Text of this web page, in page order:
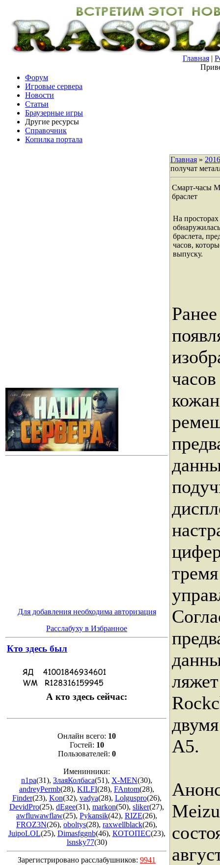
Главная |
Форум
Игровые сервера
Новости
Статьи
Браузерные игры
Другие ресурсы
Справочник
Копилка портала
Для добавления необходима авторизация
Расслабуху в Избранное
Кто здесь был
А кто здесь сейчас:
Онлайн всего: 10
Гостей: 10
Пользователей: 0
Именинники:
n1pa(31), ЗлаяКолбаса(51), X-MEN(30),
andreyPermb(28), KILFI(28), FAntom(28),
Finder(23), Kon(32), vadya(28), Lolguspro(26),
DevidPro(25), dEgee(31), markon(50), sliker(27),
awfluwawflaw(25), Pykansik(42), RIZE(26),
FROZ3N(26), oboltys(28), raxwellblack(26),
JuipoLOL(25), Dimasfggnb(46), КОТОПЕС(23),
lsnsky77(30)
Зарегистрировано расслабушников: 9941
Главная » 2016
получат
Смарт-часы
браслет
На просторах
браслета,
часов,
выпуску.
A5.